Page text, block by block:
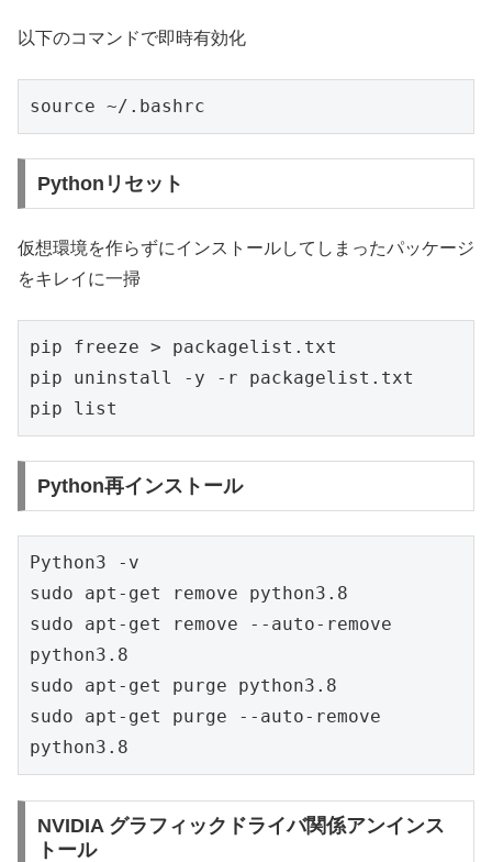
以下のコマンドで即時有効化
source ~/.bashrc
Pythonリセット
仮想環境を作らずにインストールしてしまったパッケージ
をキレイに一掃
pip freeze > packagelist.txt
pip uninstall -y -r packagelist.txt
pip list
Python再インストール
Python3 -v
sudo apt-get remove python3.8
sudo apt-get remove --auto-remove
python3.8
sudo apt-get purge python3.8
sudo apt-get purge --auto-remove
python3.8
NVIDIA グラフィックドライバ関係アンインス
トール